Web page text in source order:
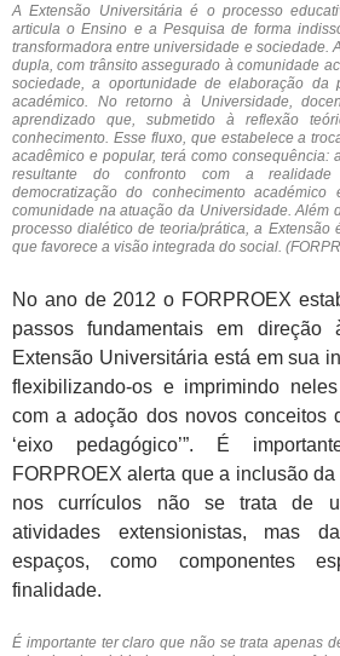
A Extensão Universitária é o processo
articula o Ensino e a Pesquisa de forma
transformadora entre universidade e sociedade.
dupla, com trânsito assegurado à comunidade
sociedade, a oportunidade de elaboração da
académico. No retorno à Universidade,
aprendizado que, submetido à reflexão
conhecimento. Esse fluxo, que estabelece a
acadêmico e popular, terá como consequência:
resultante do confronto com a
democratização do conhecimento
comunidade na atuação da Universidade. Além
processo dialético de teoria/prática, a Extensão
que favorece a visão integrada do social.
No ano de 2012 o FORPROEX
passos fundamentais em direção
Extensão Universitária está em sua
flexibilizando-os e imprimindo
com a adoção dos novos conceitos
‘eixo pedagógico’”. É
FORPROEX alerta que a inclusão
nos currículos não se trata de
atividades extensionistas, mas
espaços, como componentes
finalidade.
É importante ter claro que não se trata apenas